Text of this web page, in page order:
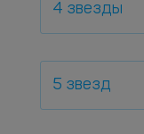
4 звезды
5 звезд